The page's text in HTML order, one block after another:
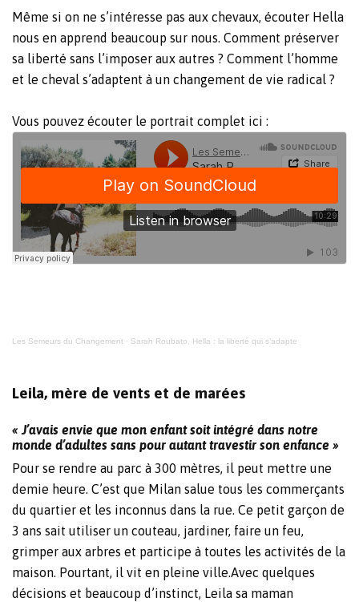
Même si on ne s’intéresse pas aux chevaux, écouter Hella
nous en apprend beaucoup sur nous. Comment préserver
sa liberté sans l’imposer aux autres ? Comment l’homme
et le cheval s’adaptent à un changement de vie radical ?
Vous pouvez écouter le portrait complet ici :
Les Semeurs du Changement · Sarah Roubato, Hella : la liberté qui s’adapte
Leila, mère de vents et de marées
« J’avais envie que mon enfant soit intégré dans notre
monde d’adultes sans pour autant travestir son enfance »
Pour se rendre au parc à 300 mètres, il peut mettre une
demie heure. C’est que Milan salue tous les commerçants
du quartier et les inconnus dans la rue. Ce petit garçon de
3 ans sait utiliser un couteau, jardiner, faire un feu,
grimper aux arbres et participe à toutes les activités de la
maison. Pourtant, il vit en pleine ville.Avec quelques
décisions et beaucoup d’instinct, Leila sa maman